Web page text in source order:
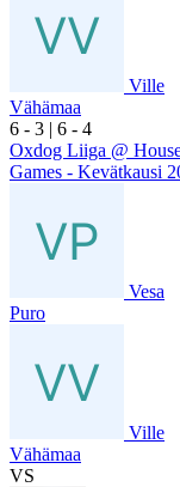
Ville
Vähämaa
6 - 3 | 6 - 4
Oxdog Liiga @
Games - Kevätkausi
Vesa
Puro
Ville
Vähämaa
VS